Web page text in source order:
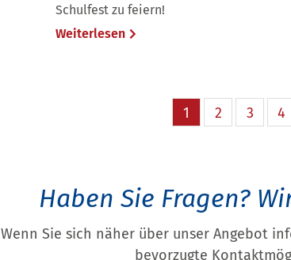
Schulfest zu feiern!
Weiterlesen
1 2 3 4
Haben Sie Fragen?
Wenn Sie sich näher über unser Angebot
bevorzugte